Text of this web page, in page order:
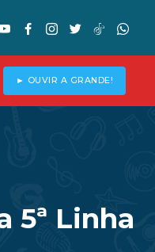
► OUVIR A GRANDE!
5ª Linha